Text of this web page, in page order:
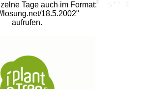
Tage auch im Format:
losung.net/18.5.2002"
aufrufen.